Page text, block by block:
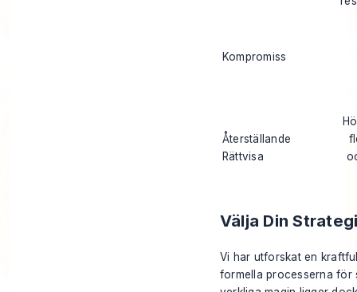
Kompromiss
Återställande
Rättvisa
Välja Din
Vi har utforskat en
formella processerna för